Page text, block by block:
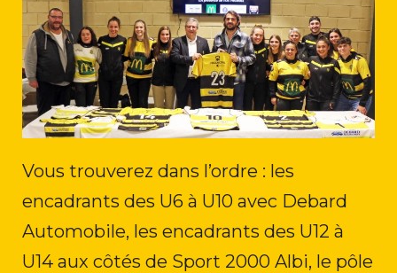
Vous trouverez dans l’ordre : les
encadrants des U6 à U10 avec Debard
Automobile, les encadrants des U12 à
U14 aux côtés de Sport 2000 Albi, le pôle